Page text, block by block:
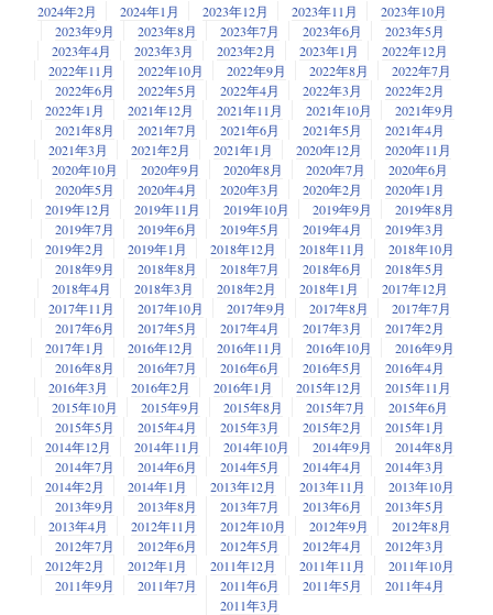
2024年2月 2024年1月 2023年12月 2023年11月
2023年10月
2023年9月
2023年8月 2023年7月 2023年6月
2023年5月
2023年4月
2023年3月 2023年2月 2023年1月
2022年12月
2022年11月
2022年10月 2022年9月 2022年8月
2022年7月
2022年6月
2022年5月 2022年4月 2022年3月
2022年2月
2022年1月
2021年12月 2021年11月 2021年10月
2021年9月
2021年8月
2021年7月 2021年6月 2021年5月
2021年4月
2021年3月
2021年2月 2021年1月 2020年12月
2020年11月
2020年10月
2020年9月 2020年8月 2020年7月
2020年6月
2020年5月
2020年4月 2020年3月 2020年2月
2020年1月
2019年12月
2019年11月 2019年10月 2019年9月
2019年8月
2019年7月
2019年6月 2019年5月 2019年4月
2019年3月
2019年2月
2019年1月 2018年12月 2018年11月
2018年10月
2018年9月
2018年8月 2018年7月 2018年6月
2018年5月
2018年4月
2018年3月 2018年2月 2018年1月
2017年12月
2017年11月
2017年10月 2017年9月 2017年8月
2017年7月
2017年6月
2017年5月 2017年4月 2017年3月
2017年2月
2017年1月
2016年12月 2016年11月 2016年10月
2016年9月
2016年8月
2016年7月 2016年6月 2016年5月
2016年4月
2016年3月
2016年2月 2016年1月 2015年12月
2015年11月
2015年10月
2015年9月 2015年8月 2015年7月
2015年6月
2015年5月
2015年4月 2015年3月 2015年2月
2015年1月
2014年12月
2014年11月 2014年10月 2014年9月
2014年8月
2014年7月
2014年6月 2014年5月 2014年4月
2014年3月
2014年2月
2014年1月 2013年12月 2013年11月
2013年10月
2013年9月
2013年8月 2013年7月 2013年6月
2013年5月
2013年4月
2012年11月 2012年10月 2012年9月
2012年8月
2012年7月
2012年6月 2012年5月 2012年4月
2012年3月
2012年2月
2012年1月 2011年12月 2011年11月
2011年10月
2011年9月
2011年7月 2011年6月 2011年5月
2011年4月
2011年3月